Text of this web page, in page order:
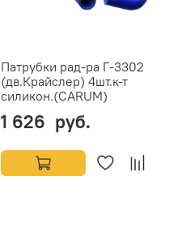
Патрубки рад-ра Г-3302
(дв.Крайслер) 4шт.к-т
силикон.(CARUM)
1 626 руб.